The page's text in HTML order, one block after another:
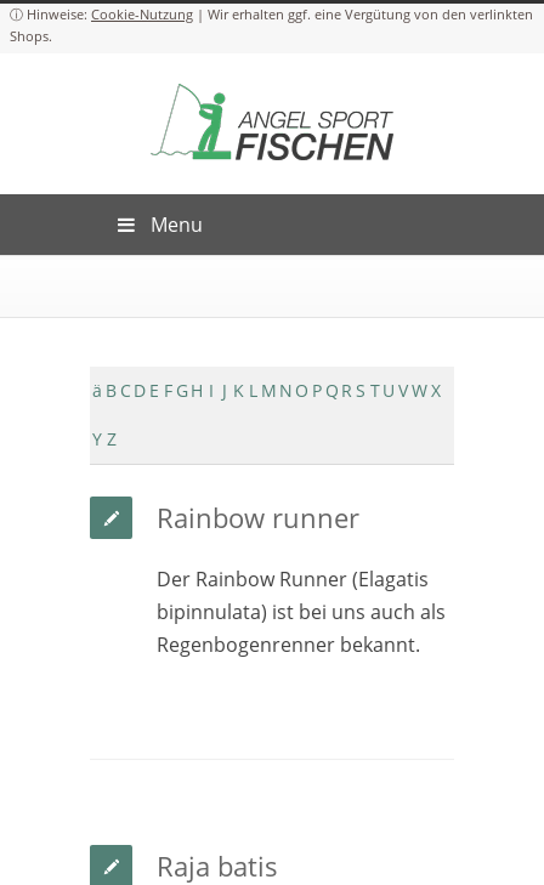
Cookie-Nutzung
Menu
ä B C D E F G H I J K L M N O P Q R S T U V W X
Y Z
Rainbow runner
Der Rainbow Runner (Elagatis
bipinnulata) ist bei uns auch als
Regenbogenrenner bekannt.
Raja batis